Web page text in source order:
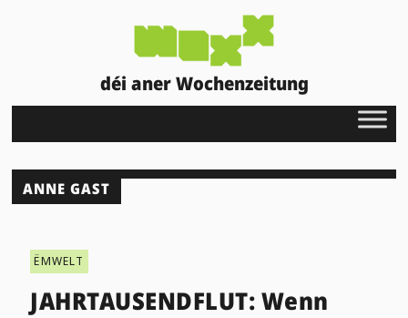
déi aner Wochenzeitung
ANNE GAST
ËMWELT
JAHRTAUSENDFLUT: Wenn